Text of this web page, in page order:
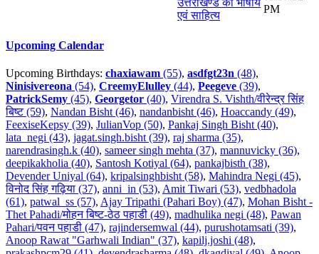
एवं साहित्य
PM
Upcoming Calendar
Upcoming Birthdays: chaxiawam (55), asdfgt23n (48),
Ninisivereona (54), CreemyElulley (44), Peegeve (39),
PatrickSemy (45), Georgetor (40), Virendra S. Vishth/वीरेन्द्र सिंह
बिष्ट (59), Nandan Bisht (46), nandanbisht (46), Hoaccandy (49),
FeexiseKepsy (39), JulianVop (50), Pankaj Singh Bisht (40),
lata_negi (43), jagat.singh.bisht (39), raj sharma (35),
narendrasingh.k (40), sameer singh mehta (37), mannuvicky (36),
deepikakholia (40), Santosh Kotiyal (64), pankajbisth (38),
Devender Uniyal (64), kripalsinghbisht (58), Mahindra Negi (45),
विनोद सिंह गढ़िया (37), anni_in (53), Amit Tiwari (53), vedbhadola
(61), patwal_ss (57), Ajay Tripathi (Pahari Boy) (47), Mohan Bisht -
Thet Pahadi/मोहन बिष्ट-ठेठ पहाडी (49), madhulika negi (48), Pawan
Pahari/पवन पहाडी (47), rajindersemwal (44), purushotamsati (39),
Anoop Rawat "Garhwali Indian" (37), kapilj.joshi (48),